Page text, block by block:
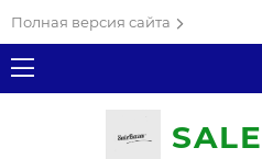
Полная версия сайта
SALE